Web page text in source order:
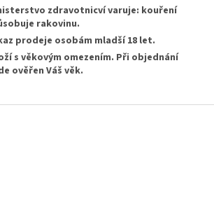
zdravotnicví varuje: kouření
rakovinu.
prodeje osobám mladší 18 let.
s věkovým omezením. Při objednání
ověřen Váš věk.